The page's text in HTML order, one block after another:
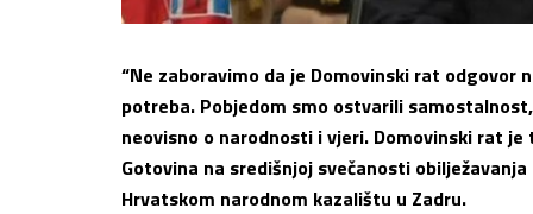
“Ne zaboravimo da je Domovinski rat odgovor
potreba. Pobjedom smo ostvarili
neovisno o narodnosti i vjeri. Domovinski rat je
Gotovina na središnjoj svečanosti
Hrvatskom narodnom kazalištu u Zadru.